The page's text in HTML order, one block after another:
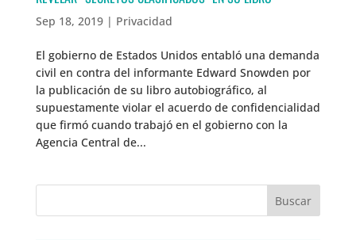
Sep 18, 2019| Privacidad
El gobierno de Estados Unidos entabló una demanda
civil en contra del informante Edward Snowden por
la publicación de su libro autobiográfico, al
supuestamente violar el acuerdo de confidencialidad
que firmó cuando trabajó en el gobierno con la
Agencia Central de...